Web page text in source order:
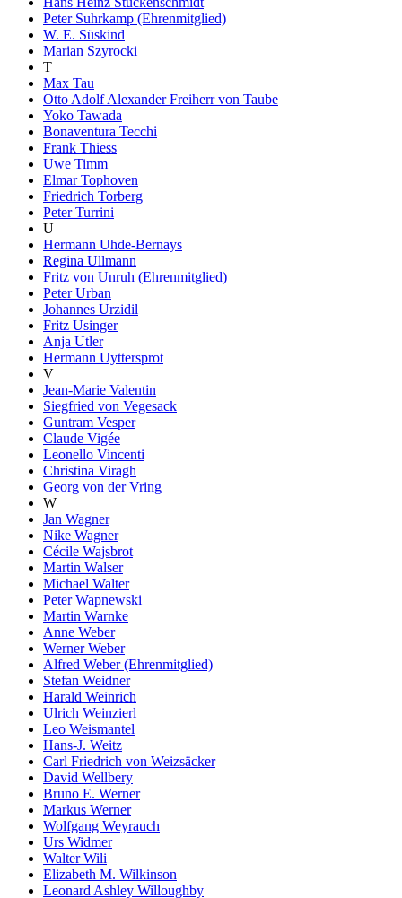
Peter Suhrkamp (Ehrenmitglied)
W. E. Süskind
Marian Szyrocki
T
Max Tau
Otto Adolf Alexander Freiherr von Taube
Yoko Tawada
Bonaventura Tecchi
Frank Thiess
Uwe Timm
Elmar Tophoven
Friedrich Torberg
Peter Turrini
U
Hermann Uhde-Bernays
Regina Ullmann
Fritz von Unruh (Ehrenmitglied)
Peter Urban
Johannes Urzidil
Fritz Usinger
Anja Utler
Hermann Uyttersprot
V
Jean-Marie Valentin
Siegfried von Vegesack
Guntram Vesper
Claude Vigée
Leonello Vincenti
Christina Viragh
Georg von der Vring
W
Jan Wagner
Nike Wagner
Cécile Wajsbrot
Martin Walser
Michael Walter
Peter Wapnewski
Martin Warnke
Anne Weber
Werner Weber
Alfred Weber (Ehrenmitglied)
Stefan Weidner
Harald Weinrich
Ulrich Weinzierl
Leo Weismantel
Hans-J. Weitz
Carl Friedrich von Weizsäcker
David Wellbery
Bruno E. Werner
Markus Werner
Wolfgang Weyrauch
Urs Widmer
Walter Wili
Elizabeth M. Wilkinson
Leonard Ashley Willoughby